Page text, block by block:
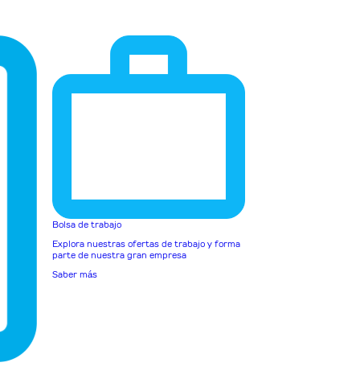
Bolsa de trabajo
Explora nuestras ofertas de trabajo y forma
parte de nuestra gran empresa
Saber más